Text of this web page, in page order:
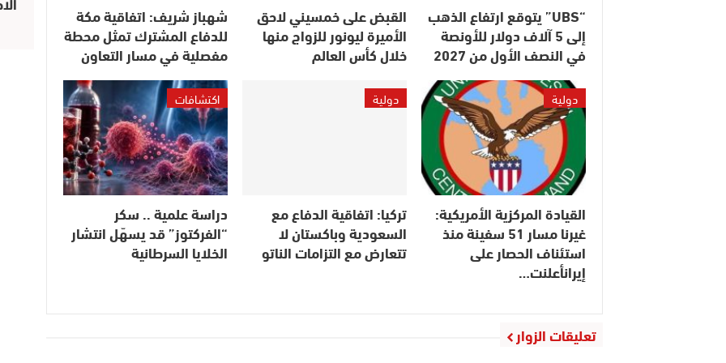
“UBS” يتوقع ارتفاع الذهب
إلى 5 آلاف دولار للأونصة
في النصف الأول من 2027
القبض على خمسيني لاحق
الأميرة ليونور للزواج منها
خلال كأس العالم
شهباز شريف: اتفاقية مكة
للدفاع المشترك تمثل محطة
مفصلية في مسار التعاون
دولية
القيادة المركزية الأمريكية:
غيرنا مسار 51 سفينة منذ
استئناف الحصار على
إيرانأعلنت…
دولية
تركيا: اتفاقية الدفاع مع
السعودية وباكستان لا
تتعارض مع التزامات الناتو
اكتشافات
دراسة علمية .. سكر
“الفركتوز” قد يسهّل انتشار
الخلايا السرطانية
تعليقات الزوار